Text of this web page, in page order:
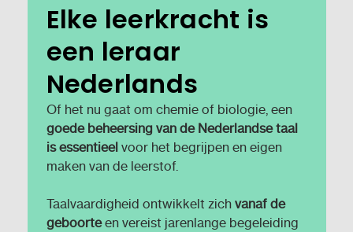
Elke leerkracht is
een leraar
Nederlands
Of het nu gaat om chemie of biologie, een
goede beheersing van de Nederlandse taal
is essentieelvoor het begrijpen en eigen
maken van de leerstof.
Taalvaardigheid ontwikkelt zich vanaf de
geboorteen vereist jarenlange begeleiding